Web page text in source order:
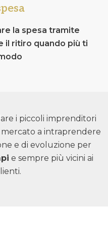
la spesa tramite
il ritiro quando più ti
i piccoli imprenditori
a intraprendere
e di evoluzione per
e sempre più vicini ai